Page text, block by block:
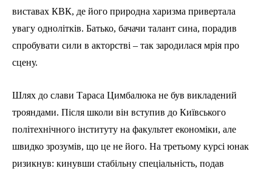
виставах КВК, де його природна харизма привертала
увагу однолітків. Батько, бачачи талант сина, порадив
спробувати сили в акторстві – так зародилася мрія про
сцену.
Шлях до слави Тараса Цимбалюка не був викладений
трояндами. Після школи він вступив до Київського
політехнічного інституту на факультет економіки, але
швидко зрозумів, що це не його. На третьому курсі юнак
ризикнув: кинувши стабільну спеціальність, подав